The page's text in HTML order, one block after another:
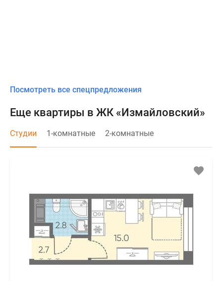
Посмотреть все спецпредложения
Еще квартиры в ЖК «Измайловский»
Студии 1-комнатные 2-комнатные